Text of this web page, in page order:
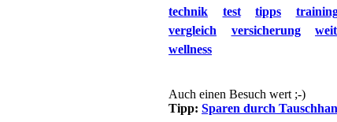
technik
test tipps
vergleich
versicherung
wellness
Auch einen Besuch wert ;-)
Tipp: Sparen durch